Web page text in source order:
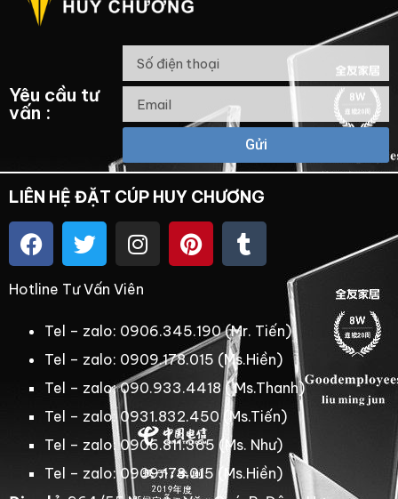
Yêu cầu tư
vấn :
Gửi
LIÊN HỆ ĐẶT CÚP HUY CHƯƠNG
Hotline Tư Vấn Viên
Tel – zalo: 0906.345.190 (Mr. Tiến)
Tel – zalo: 0909.178.015 (Ms.Hiền)
Tel – zalo: 090.933.4418 ( Ms.Thanh)
Tel – zalo: 0931.832.450 (Ms.Tiến)
Tel – zalo: 0906.811.365 (Ms. Như)
Tel – zalo: 0909.178.015 (Ms.Hiền)